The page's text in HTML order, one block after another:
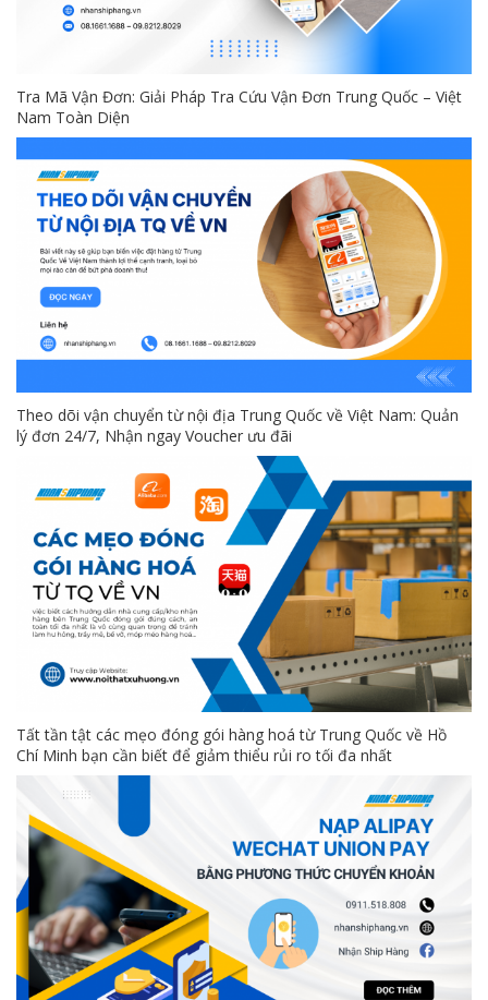
Tra Mã Vận Đơn: Giải Pháp Tra Cứu Vận Đơn Trung Quốc – Việt
Nam Toàn Diện
Theo dõi vận chuyển từ nội địa Trung Quốc về Việt Nam: Quản
lý đơn 24/7, Nhận ngay Voucher ưu đãi
Tất tần tật các mẹo đóng gói hàng hoá từ Trung Quốc về Hồ
Chí Minh bạn cần biết để giảm thiểu rủi ro tối đa nhất